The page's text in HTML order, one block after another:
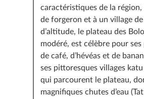
caractéristiques de la région,
de forgeron et à un village
d’altitude, le plateau des
modéré, est célèbre pour
de café, d’hévéas et de
ses pittoresques villages
qui parcourent le plateau,
magnifiques chutes d’eau